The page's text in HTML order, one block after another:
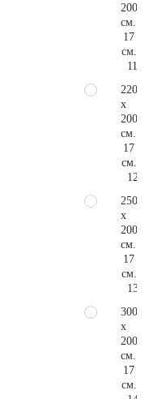
200
см.
17
см.
220
x
200
см.
17
см.
250
x
200
см.
17
см.
300
x
200
см.
17
см.